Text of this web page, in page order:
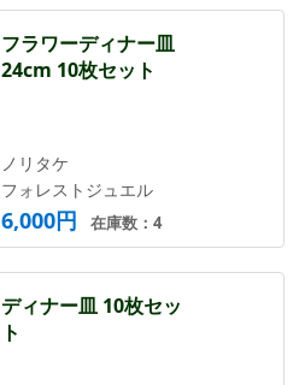
フラワーディナー皿
24cm 10枚セット
ノリタケ
フォレストジュエル
6,000円 在庫数：4
ディナー皿 10枚セッ
ト